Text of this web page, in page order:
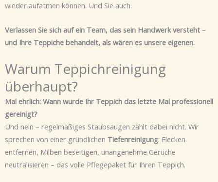
wieder aufatmen können. Und Sie auch.
Verlassen Sie sich auf ein Team, das sein Handwerk versteht –
und Ihre Teppiche behandelt, als wären es unsere eigenen.
Warum Teppichreinigung
überhaupt?
Mal ehrlich: Wann wurde Ihr Teppich das letzte Mal professionell
gereinigt?
Und nein – regelmäßiges Staubsaugen zählt dabei nicht. Wir
sprechen von einer gründlichen Tiefenreinigung: Flecken
entfernen, Milben beseitigen, unangenehme Gerüche
neutralisieren – das volle Pflegepaket für Ihren Teppich.